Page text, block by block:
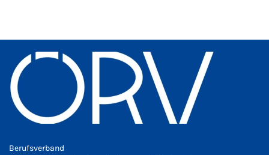
Berufsverband